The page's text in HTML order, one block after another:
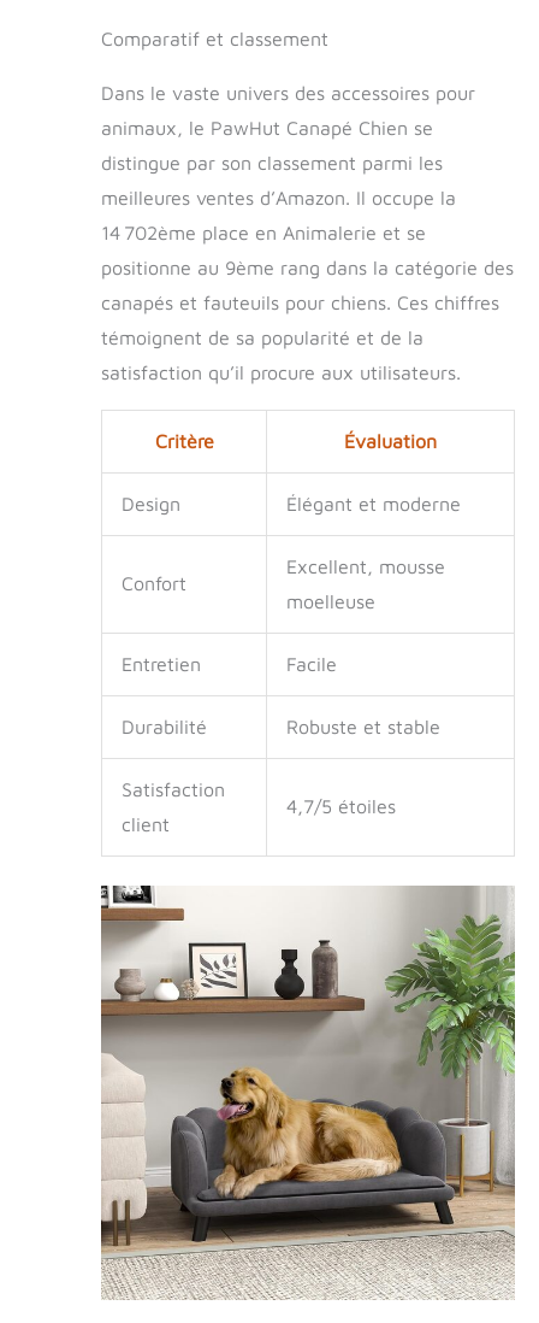
Comparatif et classement
Dans le vaste univers des accessoires pour
animaux, le PawHut Canapé Chien se
distingue par son classement parmi les
meilleures ventes d’Amazon. Il occupe la
14 702ème place en Animalerie et se
positionne au 9ème rang dans la catégorie des
canapés et fauteuils pour chiens. Ces chiffres
témoignent de sa popularité et de la
satisfaction qu’il procure aux utilisateurs.
Critère Évaluation
Design Élégant et moderne
Confort
Excellent, mousse
moelleuse
Entretien Facile
Durabilité Robuste et stable
Satisfaction
client
4,7/5 étoiles